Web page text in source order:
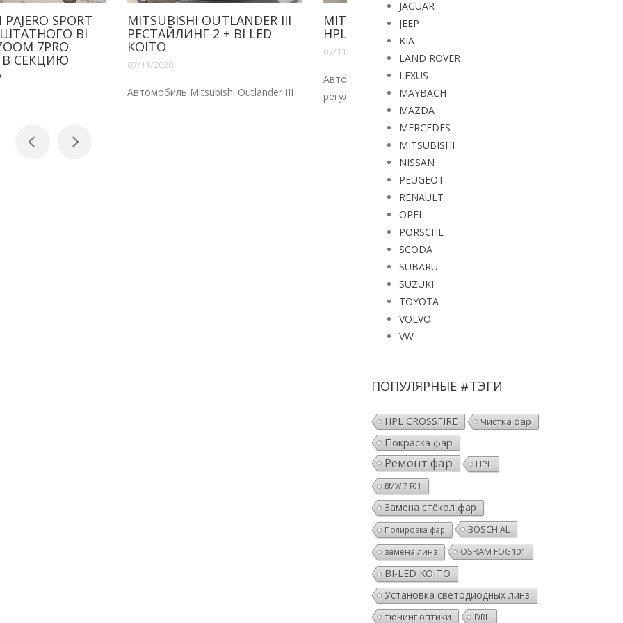
OUTLANDER III
2 + BI LED
Mitsubishi Outlander III
MITSUBISHI OUTLANDER +
HPL BACKFIRE RW
07/11/2020
регулярн...
JAGUAR
JEEP
KIA
LAND ROVER
LEXUS
MAYBACH
MAZDA
MERCEDES
MITSUBISHI
NISSAN
PEUGEOT
RENAULT
OPEL
PORSCHE
SCODA
SUBARU
SUZUKI
TOYOTA
VOLVO
VW
ПОПУЛЯРНЫЕ #ТЭГИ
HPL CROSSFIRE Чистка фар
Покраска фар
Ремонт фар HPL
BMW 7 F01
Замена стёкол фар
Полировка фар BOSCH AL
замена линз OSRAM FOG101
BI-LED KOITO
Установка светодиодных линз
тюнинг оптики DRL